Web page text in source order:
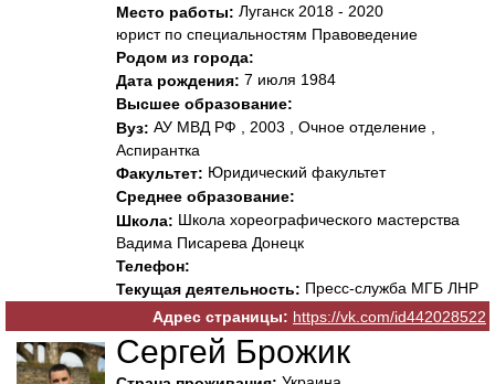
Место работы: Луганск 2018 - 2020
юрист по специальностям Правоведение
Родом из города:
Дата рождения: 7 июля 1984
Высшее образование:
Вуз: АУ МВД РФ , 2003 , Очное отделение ,
Аспирантка
Факультет: Юридический факультет
Среднее образование:
Школа: Школа хореографического мастерства
Вадима Писарева Донецк
Телефон:
Текущая деятельность: Пресс-служба МГБ ЛНР
Адрес страницы: https://vk.com/id442028522
Сергей Брожик